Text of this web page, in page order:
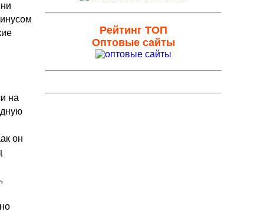
на
он
Рейтинг ТОП
Оптовые сайты